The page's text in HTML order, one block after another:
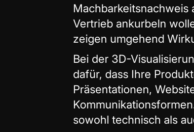
Machbarkeitsnachweis
Vertrieb ankurbeln
zeigen umgehend
Bei der 3D-
dafür, dass Ihre
Präsentationen,
sowohl technisch als